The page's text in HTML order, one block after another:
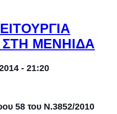
ΜΕΝΗΙΔΑ
- 21:20
58 του Ν.3852/2010